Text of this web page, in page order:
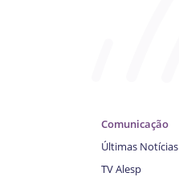
Comunicação
Últimas Notícias
TV Alesp